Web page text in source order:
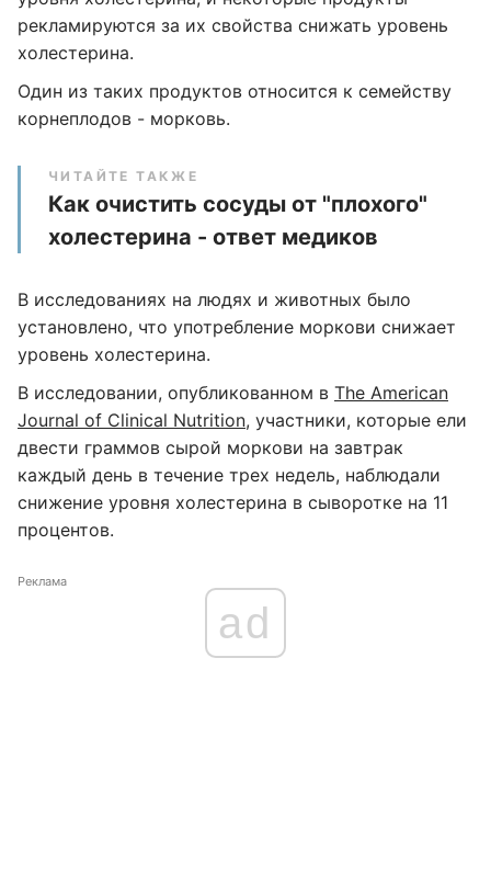
рекламируются за их свойства снижать уровень
холестерина.
Один из таких продуктов относится к семейству
корнеплодов - морковь.
ЧИТАЙТЕ ТАКЖЕ
Как очистить сосуды от "плохого"
холестерина - ответ медиков
В исследованиях на людях и животных было
установлено, что употребление моркови снижает
уровень холестерина.
В исследовании, опубликованном в The American
Journal of Clinical Nutrition, участники, которые ели
двести граммов сырой моркови на завтрак
каждый день в течение трех недель, наблюдали
снижение уровня холестерина в сыворотке на 11
процентов.
Реклама
ad